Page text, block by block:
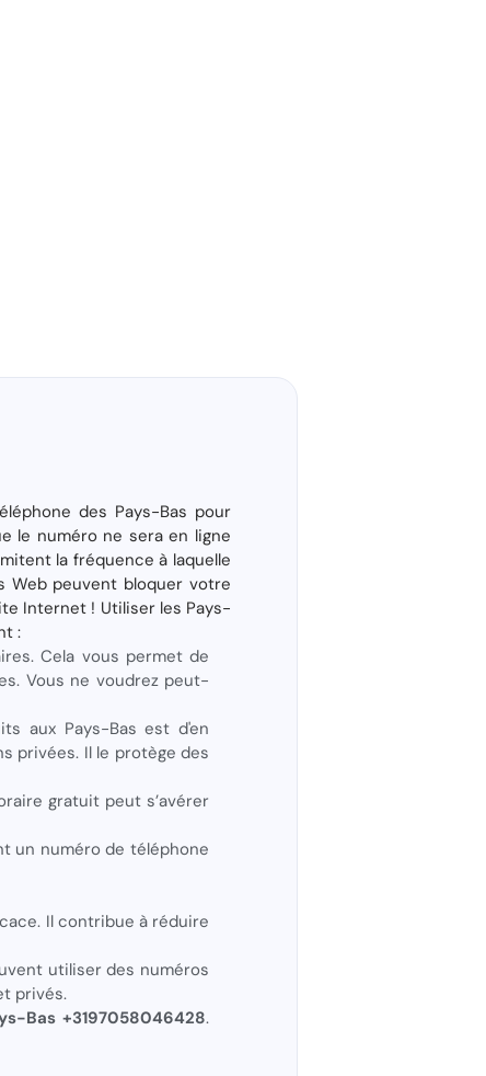
des Pays-Bas pour
le numéro ne sera en ligne
la fréquence à laquelle
Web peuvent bloquer votre
Internet ! Utiliser les Pays-
:
Cela vous permet de
Vous ne voudrez peut-
aux Pays-Bas est d'en
privées. Il le protège des
gratuit peut s’avérer
un numéro de téléphone
Il contribue à réduire
utiliser des numéros
privés.
Bas +3197058046428.